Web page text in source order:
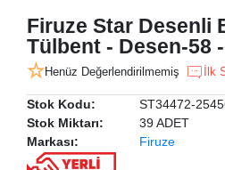
Firuze Star Desenli
Tülbent - Desen-58
Henüz Değerlendirilmemiş İlk
Stok Kodu:
ST34472-
Stok Miktarı:
39 ADET
Markası:
Firuze